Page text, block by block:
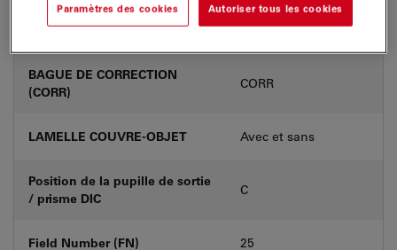
Numéro de produit 11506209
BAGUE DE CORRECTION
(CORR)
CORR
LAMELLE COUVRE-OBJET Avec et sans
Position de la pupille de sortie
/ prisme DIC
C
Field Number (FN) 25
Paramètres des cookies Autoriser tous les cookies